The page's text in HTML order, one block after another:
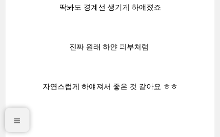
딱봐도 경계선 생기게 하얘졌죠
진짜 원래 하얀 피부처럼
자연스럽게 하얘져서 좋은 것 같아요 ㅎㅎ